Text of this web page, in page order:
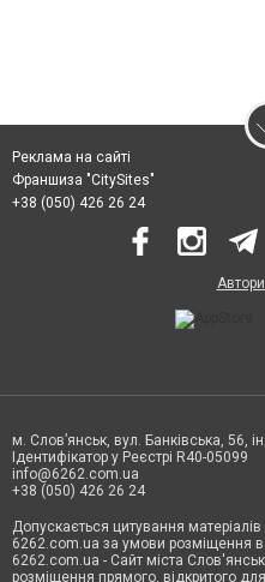
Реклама на сайті
Франшиза "CitySites"
+38 (050) 426 26 24
м. Слов’янськ, вул. Банківська, 56,
Ідентифікатор у Реєстрі R40-05099
info@6262.com.ua
+38 (050) 426 26 24
Допускається цитування
6262.com.ua за умови розміщення
6262.com.ua - Сайт міста
розміщення прямого, відкритого